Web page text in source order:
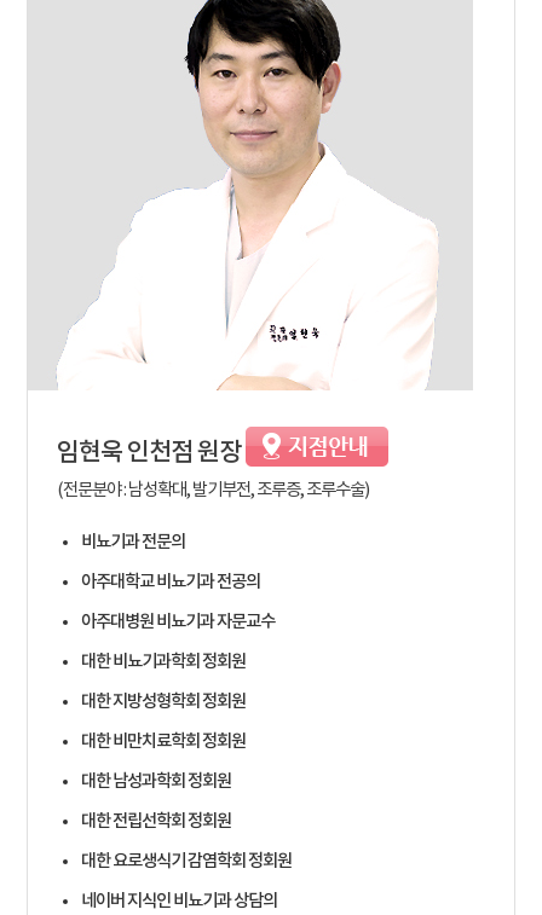
임현욱 인천점 원장
(전문분야 : 남성확대, 발기부전, 조루증, 조루수술)
비뇨기과 전문의
아주대학교 비뇨기과 전공의
아주대병원 비뇨기과 자문교수
대한 비뇨기과학회 정회원
대한 지방성형학회 정회원
대한 비만치료학회 정회원
대한 남성과학회 정회원
대한 전립선학회 정회원
대한 요로생식기 감염학회 정회원
네이버 지식인 비뇨기과 상담의